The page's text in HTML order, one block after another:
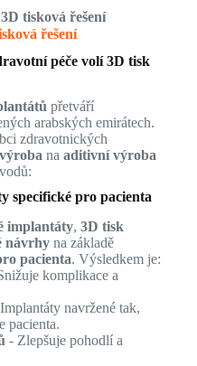
tisková řešení
řešení
péče volí 3D tisk
přetváří
arabských emirátech.
zdravotnických
na aditivní výroba
specifické pro pacienta
implantáty, 3D tisk
návrhyna základě
pacienta. Výsledkem je:
komplikace a
navržené tak,
pacienta.
- Zlepšuje pohodlí a